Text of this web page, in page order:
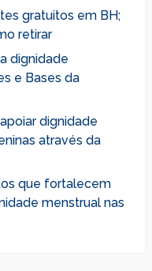
gratuitos em BH;
retirar
dignidade
e Bases da
dignidade
através da
que fortalecem
menstrual nas